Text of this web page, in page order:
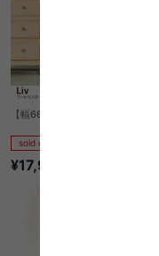
【幅66cm】Liv コートハンガー
sold out
¥17,980